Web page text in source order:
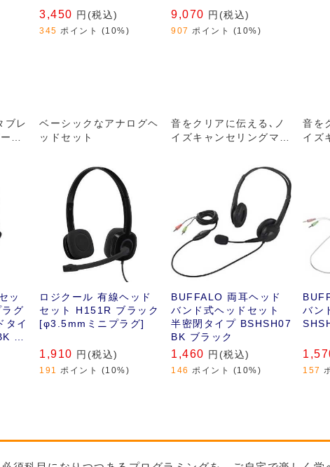
3,450 円(税込)
345 ポイント (10%)
9,070 円(税込)
907 ポイント (10%)
ブレ
ム
続
き
ッ
グ
タイ
ブ
ベーシックなアナログヘ
ッドセット
ロジクール 有線ヘッド
セット H151R ブラック
[φ3.5mmミニプラグ]
1,910 円(税込)
191 ポイント (10%)
音をクリアに伝える､ノ
イズキャンセリングマイ
BUFFALO 両耳ヘッド
バンド式ヘッドセット
半密閉タイプ BSHSH07
BK ブラック
1,460 円(税込)
146 ポイント (10%)
音を
イズ
バン
157